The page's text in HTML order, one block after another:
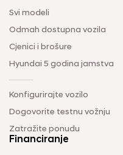
Svi modeli
Odmah dostupna vozila
Cjenici i brošure
Hyundai 5 godina jamstva
Konfigurirajte vozilo
Dogovorite testnu vožnju
Zatražite ponudu
Financiranje